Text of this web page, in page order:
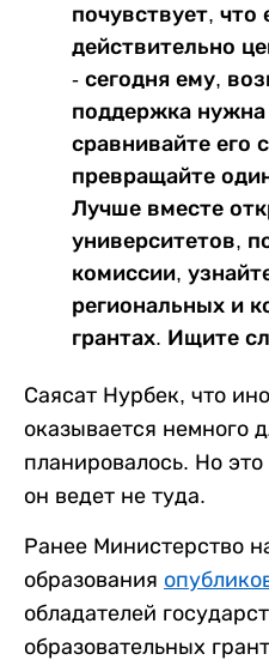
почувствует, что
действительно
- сегодня ему,
поддержка
сравнивайте его
превращайте
Лучше вместе
университетов,
комиссии,
региональных и
грантах. Ищите
Саясат Нурбек, что
оказывается немного
планировалось. Но
он ведет не туда.
Ранее Министерство
образования
обладателей
образовательных